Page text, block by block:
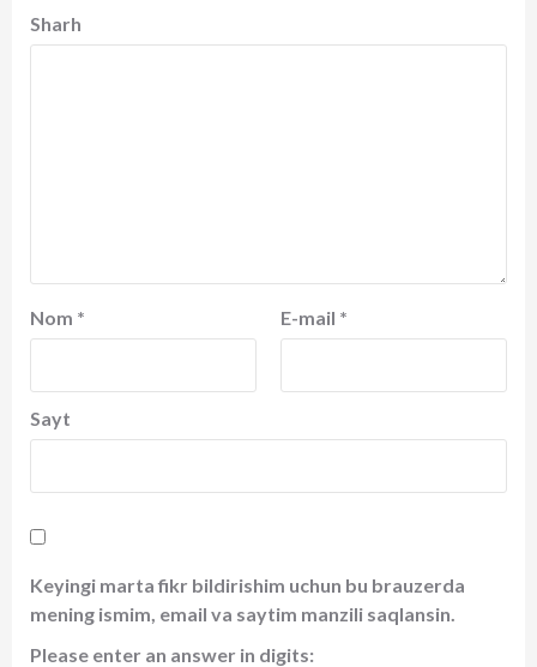
Sharh
Nom * E-mail *
Sayt
Keyingi marta fikr bildirishim uchun bu brauzerda
mening ismim, email va saytim manzili saqlansin.
Please enter an answer in digits: